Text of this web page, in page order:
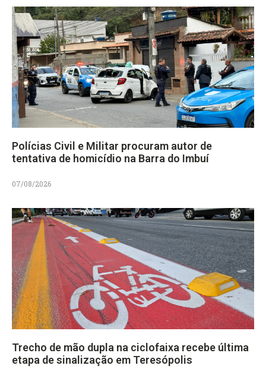
Polícias Civil e Militar procuram autor de
tentativa de homicídio na Barra do Imbuí
07/08/2026
Trecho de mão dupla na ciclofaixa recebe última
etapa de sinalização em Teresópolis